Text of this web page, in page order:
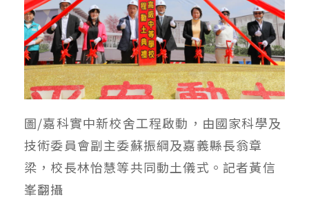
圖/嘉科實中新校舍工程啟動，由國家科學及
技術委員會副主委蘇振綱及嘉義縣長翁章
梁，校長林怡慧等共同動土儀式。記者黃信
峯翻攝